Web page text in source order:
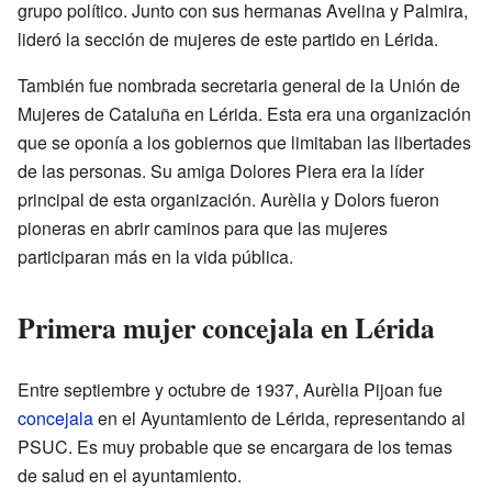
grupo político. Junto con sus hermanas Avelina y Palmira,
lideró la sección de mujeres de este partido en Lérida.
También fue nombrada secretaria general de la Unión de
Mujeres de Cataluña en Lérida. Esta era una organización
que se oponía a los gobiernos que limitaban las libertades
de las personas. Su amiga Dolores Piera era la líder
principal de esta organización. Aurèlia y Dolors fueron
pioneras en abrir caminos para que las mujeres
participaran más en la vida pública.
Primera mujer concejala en Lérida
Entre septiembre y octubre de 1937, Aurèlia Pijoan fue
concejalaen el Ayuntamiento de Lérida, representando al
PSUC. Es muy probable que se encargara de los temas
de salud en el ayuntamiento.